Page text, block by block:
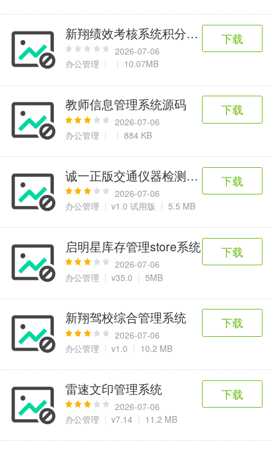
新翔绩效考核系统积分版V2022
2026-07-06
办公管理
10.07MB
下载
教师信息管理系统源码
2026-07-06
办公管理
884 KB
下载
诚一正版交通仪器检测站设备查询
2026-07-06
办公管理
v1.0 试用版 5.5 MB
下载
启明星库存管理store系统
2026-07-06
办公管理
v35.0 5MB
下载
新翔驾校综合管理系统
2026-07-06
办公管理
v1.0 10.2 MB
下载
雷速文印管理系统
2026-07-06
办公管理
v7.14 11.2 MB
下载